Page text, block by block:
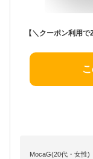
MocaG(20代・女性)